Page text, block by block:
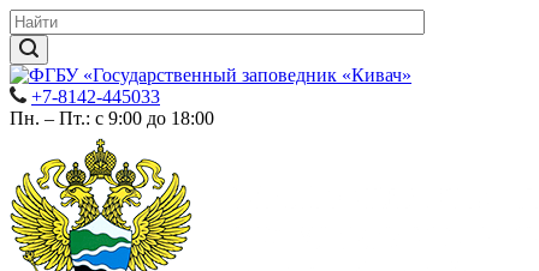
+7-8142-445033
Пн. – Пт.: с 9:00 до 18:00